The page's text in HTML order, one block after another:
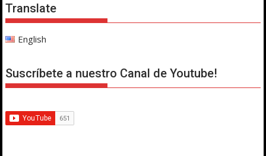
Translate
English
Suscríbete a nuestro Canal de Youtube!